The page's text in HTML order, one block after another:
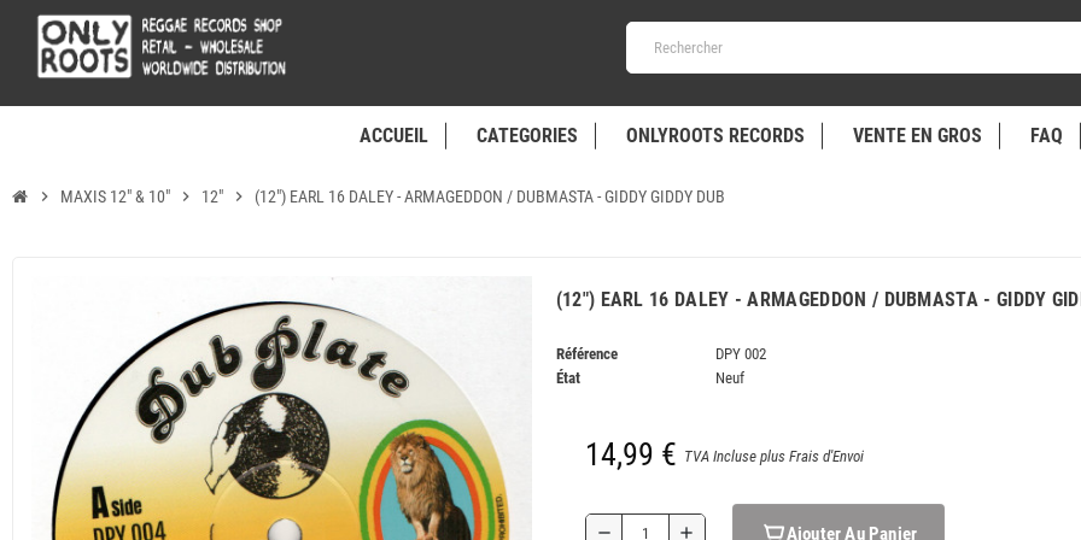
ACCUEIL CATEGORIES ONLYROOTS RECORDS VENTE EN GROS FAQ
chevron_right MAXIS 12" & 10" chevron_right 12" chevron_right (12") EARL 16 DALEY - ARMAGEDDON / DUBMASTA - GIDDY GIDDY DUB
(12") EARL 16 DALEY - ARMAGEDDON / DUBMASTA - GIDDY
Référence
DPY 002
État
Neuf
14,99 € TVA Incluse plus Frais d'Envoi
remove add Ajouter Au Panier